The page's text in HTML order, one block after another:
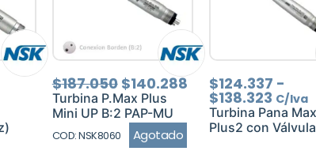
$187.050 El
precio
original
era:
$187.050.
$140.288El
precio
actual
es:
Turbina P.Max Plus
Mini UP B:2 PAP-MU
COD: NSK8060 Agotado
$124.337 -
$138.323
Rango
de
C/Iva
Turbina Pana Max
Plus2 con